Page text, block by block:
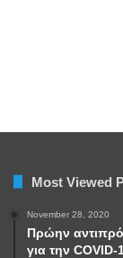
Most Viewed
November 28, 2020
Πρώην
για την COVID-